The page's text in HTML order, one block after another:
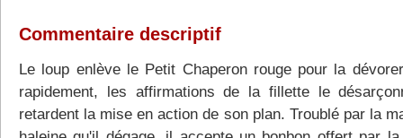
Commentaire descriptif
Le loup enlève le Petit Chaperon rouge pour la
rapidement, les affirmations de la fillette le
retardent la mise en action de son plan. Troublé par la